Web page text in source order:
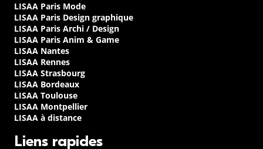
LISAA Paris Mode
LISAA Paris Design graphique
LISAA Paris Archi / Design
LISAA Paris Anim & Game
LISAA Nantes
LISAA Rennes
LISAA Strasbourg
LISAA Bordeaux
LISAA Toulouse
LISAA Montpellier
LISAA à distance
Liens rapides